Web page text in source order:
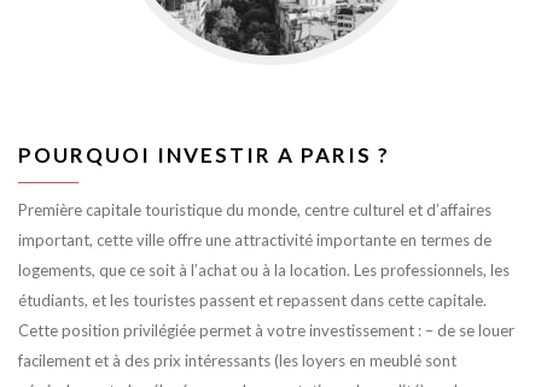
POURQUOI INVESTIR A PARIS ?
Première capitale touristique du monde, centre culturel et d’affaires
important, cette ville offre une attractivité importante en termes de
logements, que ce soit à l’achat ou à la location. Les professionnels, les
étudiants, et les touristes passent et repassent dans cette capitale.
Cette position privilégiée permet à votre investissement : – de se louer
facilement et à des prix intéressants (les loyers en meublé sont